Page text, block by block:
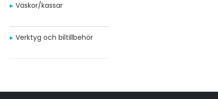
Väskor/kassar
Verktyg och biltillbehör